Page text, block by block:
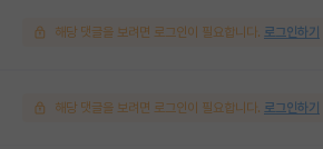
해당 댓글을 보려면 로그인이 필요합니다. 로그인하기
해당 댓글을 보려면 로그인이 필요합니다. 로그인하기